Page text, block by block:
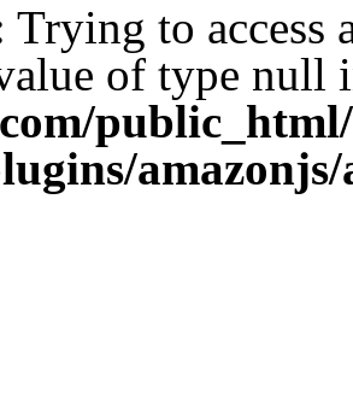
Trying to access
of type null